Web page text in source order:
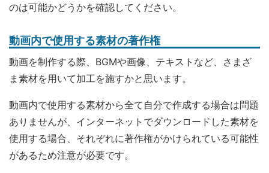
のは可能かどうかを確認してください。
動画内で使用する素材の著作権
動画を制作する際、BGMや画像、テキストなど、さまざ
ま素材を用いて加工を施すかと思います。
動画内で使用する素材から全て自分で作成する場合は問題
ありませんが、インターネットでダウンロードした素材を
使用する場合、それぞれに著作権がかけられている可能性
があるため注意が必要です。